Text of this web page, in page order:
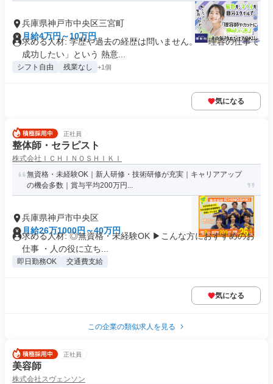
兵庫県神戸市中央区三宮町
月給4万円～10万円
求める人材: 学歴や過去の経歴は問いません。 「理容の仕事で
成功したい」という 熱意...
シフト自由 残業なし +1個
気になる
正社員
整体師・セラピスト
株式会社ＩＣＨＩＮＯＳＨＩＫＩ
無資格・未経験OK｜新人研修・技術研修が充実｜キャリアアップ
の機会多数｜賞与平均200万円...
兵庫県神戸市中央区
月給26万1000円～40万円
求める人材: ◎無資格・未経験OK ▶︎こんな方におすすめのお
仕事 ・人の役に立ち...
即日勤務OK 交通費支給
気になる
この企業の類似求人を見る
正社員
美容師
株式会社スヴェンソン